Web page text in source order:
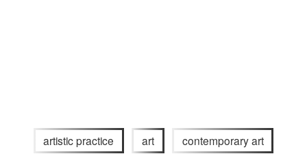
artistic practice art contemporary art